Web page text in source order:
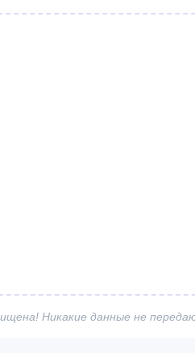
Никакие данные не